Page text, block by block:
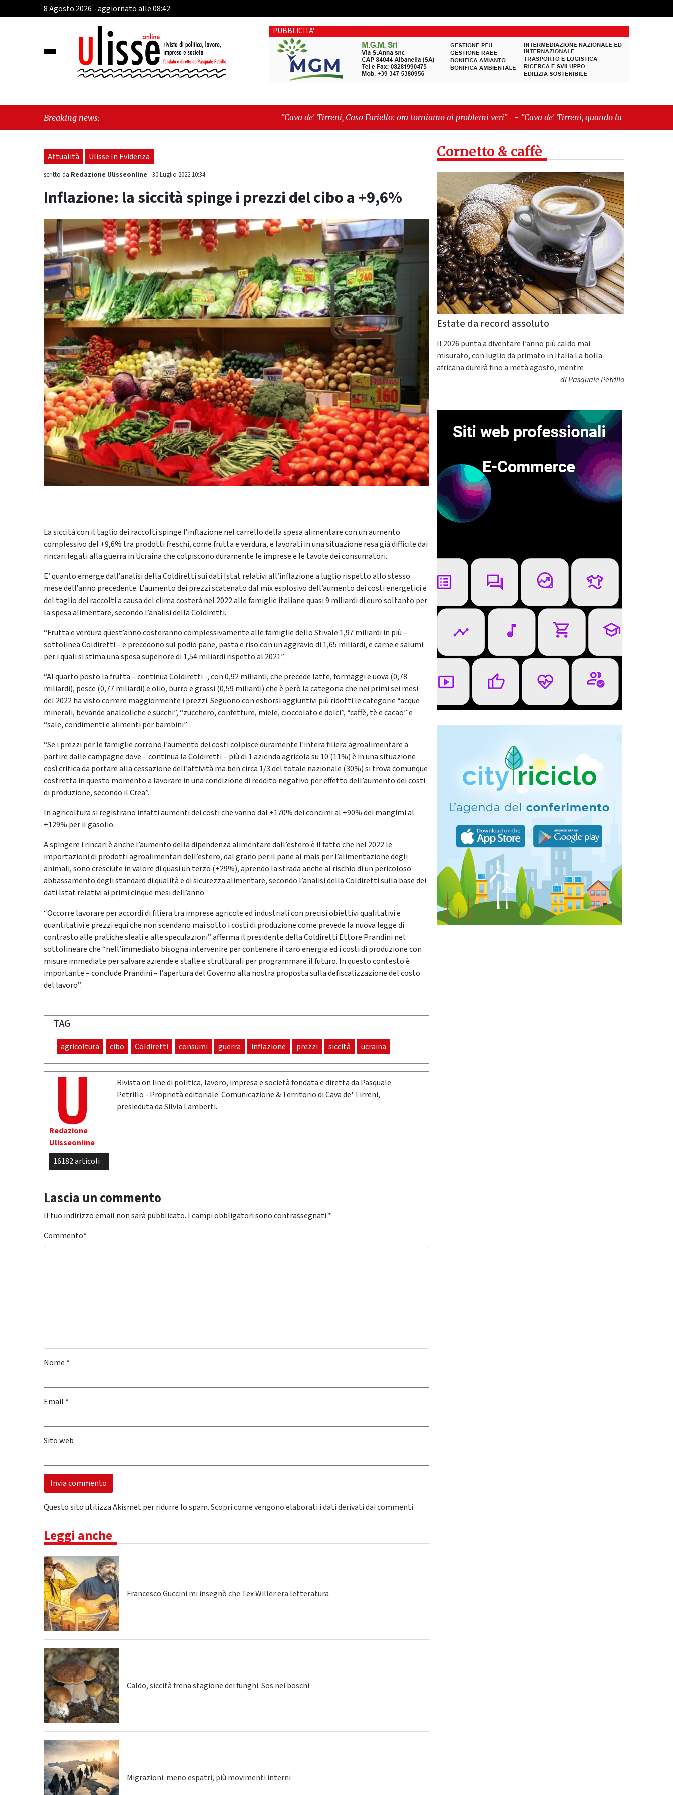
8 Agosto 2026 - aggiornato alle 08:42
PUBBLICITA'
Breaking news: "Cava de' Tirreni, Caso Fariello: ora torniamo ai problemi veri" -"Cava de' Tirreni, quando la burocrazia dimentica
perché esiste"
Attualità Ulisse In Evidenza
scritto da Redazione Ulisseonline -30 Luglio 2022 10:34
Inflazione: la siccità spinge i prezzi del cibo a +9,6%
La siccità con il taglio dei raccolti spinge l’inflazione nel carrello della spesa alimentare con un aumento
complessivo del +9,6% tra prodotti freschi, come frutta e verdura, e lavorati in una situazione resa già difficile dai
rincari legati alla guerra in Ucraina che colpiscono duramente le imprese e le tavole dei consumatori.
E’ quanto emerge dall’analisi della Coldiretti sui dati Istat relativi all’inflazione a luglio rispetto allo stesso
mese dell’anno precedente. L’aumento dei prezzi scatenato dal mix esplosivo dell’aumento dei costi energetici e
del taglio dei raccolti a causa del clima costerà nel 2022 alle famiglie italiane quasi 9 miliardi di euro soltanto per
la spesa alimentare, secondo l’analisi della Coldiretti.
“Frutta e verdura quest’anno costeranno complessivamente alle famiglie dello Stivale 1,97 miliardi in più –
sottolinea Coldiretti – e precedono sul podio pane, pasta e riso con un aggravio di 1,65 miliardi, e carne e salumi
per i quali si stima una spesa superiore di 1,54 miliardi rispetto al 2021”.
“Al quarto posto la frutta – continua Coldiretti -, con 0,92 miliardi, che precede latte, formaggi e uova (0,78
miliardi), pesce (0,77 miliardi) e olio, burro e grassi (0,59 miliardi) che è però la categoria che nei primi sei mesi
del 2022 ha visto correre maggiormente i prezzi. Seguono con esborsi aggiuntivi più ridotti le categorie “acque
minerali, bevande analcoliche e succhi”, “zucchero, confetture, miele, cioccolato e dolci”, “caffè, tè e cacao” e
“sale, condimenti e alimenti per bambini”.
“Se i prezzi per le famiglie corrono l’aumento dei costi colpisce duramente l’intera filiera agroalimentare a
partire dalle campagne dove – continua la Coldiretti – più di 1 azienda agricola su 10 (11%) è in una situazione
così critica da portare alla cessazione dell’attività ma ben circa 1/3 del totale nazionale (30%) si trova comunque
costretta in questo momento a lavorare in una condizione di reddito negativo per effetto dell’aumento dei costi
di produzione, secondo il Crea”.
In agricoltura si registrano infatti aumenti dei costi che vanno dal +170% dei concimi al +90% dei mangimi al
+129% per il gasolio.
A spingere i rincari è anche l’aumento della dipendenza alimentare dall’estero è il fatto che nel 2022 le
importazioni di prodotti agroalimentari dell’estero, dal grano per il pane al mais per l’alimentazione degli
animali, sono cresciute in valore di quasi un terzo (+29%), aprendo la strada anche al rischio di un pericoloso
abbassamento degli standard di qualità e di sicurezza alimentare, secondo l’analisi della Coldiretti sulla base dei
dati Istat relativi ai primi cinque mesi dell’anno.
“Occorre lavorare per accordi di filiera tra imprese agricole ed industriali con precisi obiettivi qualitativi e
quantitativi e prezzi equi che non scendano mai sotto i costi di produzione come prevede la nuova legge di
contrasto alle pratiche sleali e alle speculazioni” afferma il presidente della Coldiretti Ettore Prandini nel
sottolineare che “nell’immediato bisogna intervenire per contenere il caro energia ed i costi di produzione con
misure immediate per salvare aziende e stalle e strutturali per programmare il futuro. In questo contesto è
importante – conclude Prandini – l’apertura del Governo alla nostra proposta sulla defiscalizzazione del costo
del lavoro”.
TAG
agricoltura cibo Coldiretti consumi guerra inflazione prezzi siccità ucraina
Redazione
Ulisseonline
16182 articoli
Rivista on line di politica, lavoro, impresa e società fondata e diretta da Pasquale
Petrillo - Proprietà editoriale: Comunicazione & Territorio di Cava de' Tirreni,
presieduta da Silvia Lamberti.
Lascia un commento
Il tuo indirizzo email non sarà pubblicato. I campi obbligatori sono contrassegnati *
Commento*
Nome *
Email *
Sito web
Questo sito utilizza Akismet per ridurre lo spam.Scopri come vengono elaborati i dati derivati dai commenti.
Leggi anche
Francesco Guccini mi insegnò che Tex Willer era letteratura
Caldo, siccità frena stagione dei funghi. Sos nei boschi
Migrazioni: meno espatri, più movimenti interni
Cornetto & caffè
Estate da record assoluto
Il 2026 punta a diventare l’anno più caldo mai
misurato, con luglio da primato in Italia.La bolla
africana durerà fino a metà agosto, mentre
diPasquale Petrillo